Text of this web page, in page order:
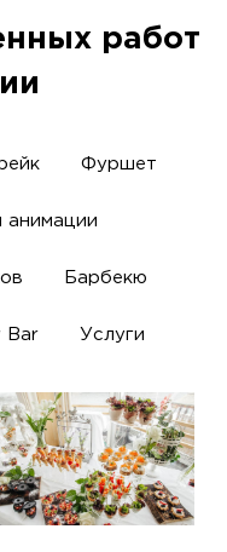
работ
Фуршет
анимации
Барбекю
Bar Услуги